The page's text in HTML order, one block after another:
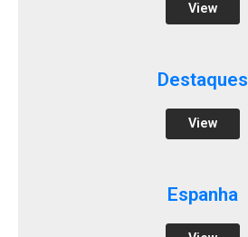
View
Destaques
View
Espanha